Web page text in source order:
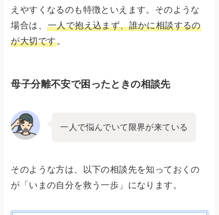
えやすくなるのも特徴といえます。そのような
場合は、一人で抱え込まず、誰かに相談するの
が大切です。
母子分離不安で困ったときの相談先
一人で悩んでいて限界が来ている
そのような方は、以下の相談先を知っておくの
が「いまの自分を救う一歩」になります。